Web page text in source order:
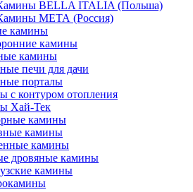
BELLA ITALIA (Польша)
МЕТА (Россия)
камины
камины
камины
печи для дачи
порталы
с контуром отопления
Хай-Тек
камины
камины
камины
дровяные камины
камины